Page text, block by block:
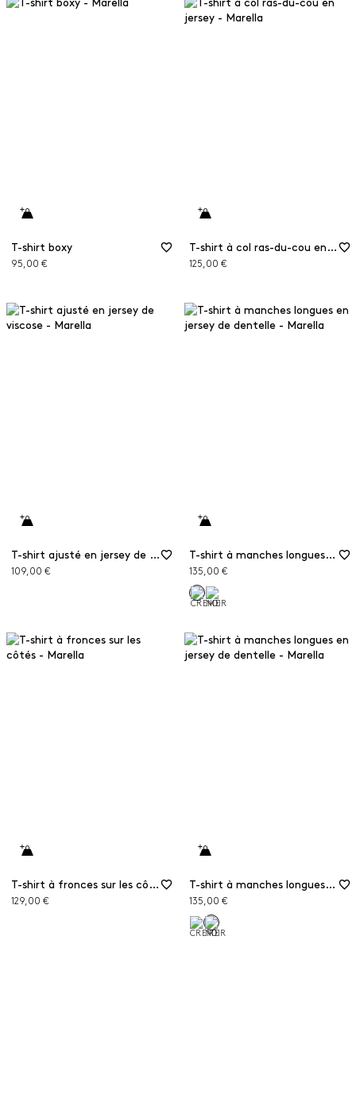
T-shirt boxy
95,00 €
T-shirt à col ras-du-cou en jersey
125,00 €
T-shirt ajusté en jersey de viscose
109,00 €
T-shirt à manches longues en jersey de dentelle
135,00 €
T-shirt à fronces sur les côtés
129,00 €
T-shirt à manches longues en jersey de dentelle
135,00 €